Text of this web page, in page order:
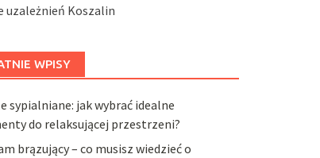
uzależnień Koszalin
WPISY
sypialniane: jak wybrać idealne
do relaksującej przestrzeni?
brązujący – co musisz wiedzieć o